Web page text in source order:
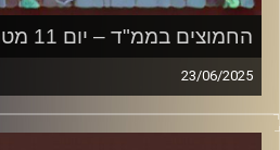
החמוצים בממ"ד – יום 11 מטרבלינקה לטהרן
23/06/2025
המערכת הפוליטית על ספת
דוד ופרופסור גלעד הירשברגר